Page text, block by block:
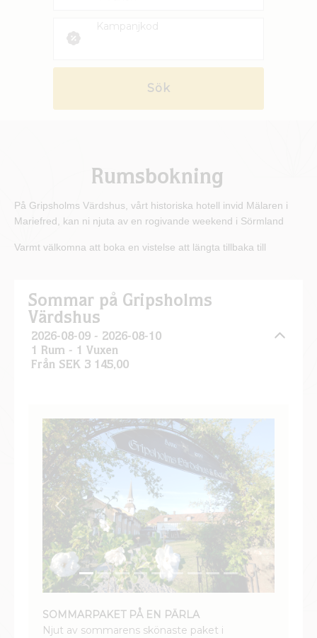
Kampanjkod
Sök
Rumsbokning
På Gripsholms Värdshus, vårt historiska hotell invid Mälaren i
Mariefred, kan ni njuta av en rogivande weekend i Sörmland
Varmt välkomna att boka en vistelse att längta tillbaka till
Sommar på Gripsholms
Värdshus
2026-08-09 - 2026-08-10
1 Rum - 1 Vuxen
Från SEK 3 145,00
Previous Next
SOMMARPAKET PÅ EN PÄRLA
Njut av sommarens skönaste paket i